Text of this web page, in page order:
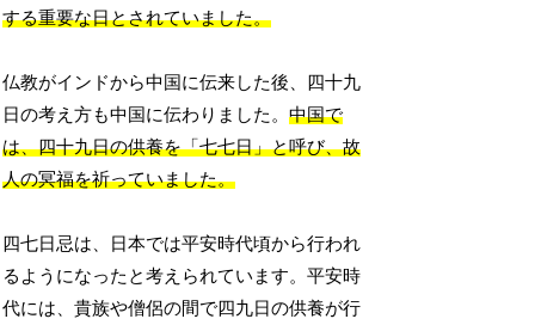
する重要な日とされていました。
仏教がインドから中国に伝来した後、四十九
日の考え方も中国に伝わりました。中国で
は、四十九日の供養を「七七日」と呼び、故
人の冥福を祈っていました。
四七日忌は、日本では平安時代頃から行われ
るようになったと考えられています。平安時
代には、貴族や僧侶の間で四九日の供養が行